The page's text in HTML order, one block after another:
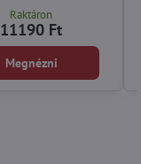
Raktáron
11190 Ft
Megnézni